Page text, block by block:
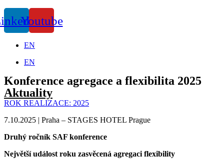
Youtube
EN
EN
Konference agregace a flexibilita 2025
Aktuality
ROK REALIZACE: 2025
7.10.2025 | Praha – STAGES HOTEL Prague
Druhý ročník SAF konference
Největší událost roku zasvěcená agregaci flexibility